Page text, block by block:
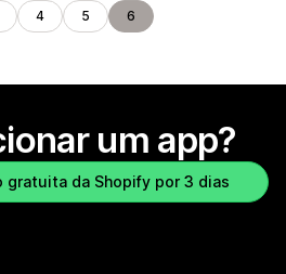
4 5 6
um app?
gratuita da Shopify por 3 dias